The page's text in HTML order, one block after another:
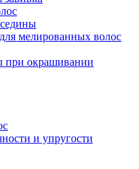
мелированных волос
при окрашивании
и упругости